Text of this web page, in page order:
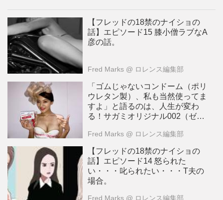
【フレッドの18禁のナイショの
話】エピソード15 膝小僧ラブなA
彦の話。
Fred Marks @ ロレンス編集部
「ゴムじゃないコンドーム（ポリ
ウレタン製）、私も当然使ってま
すよ」と語るのは、人生が変わ
る！サガミオリジナル002（ゼロ
ほ乃 お嬢さま（Fカップ）
Fred Marks @ ロレンス編集部
【フレッドの18禁のナイショの
話】エピソード14 怒られた
い・・・叱られたい・・・T夫の
場合。
Fred Marks @ ロレンス編集部